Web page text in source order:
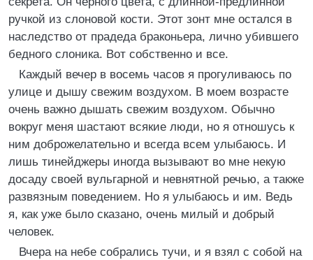
ручкой из слоновой кости. Этот зонт мне остался в
наследство от прадеда браконьера, лично убившего
бедного слоника. Вот собственно и все.
Каждый вечер в восемь часов я прогуливаюсь по
улице и дышу свежим воздухом. В моем возрасте
очень важно дышать свежим воздухом. Обычно
вокруг меня шастают всякие люди, но я отношусь к
ним доброжелательно и всегда всем улыбаюсь. И
лишь тинейджеры иногда вызывают во мне некую
досаду своей вульгарной и невнятной речью, а также
развязным поведением. Но я улыбаюсь и им. Ведь
я, как уже было сказано, очень милый и добрый
человек.
Вчера на небе собрались тучи, и я взял с собой на